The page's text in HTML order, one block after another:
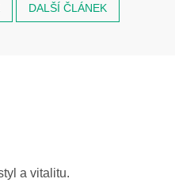
DALŠÍ ČLÁNEK
a vitalitu.